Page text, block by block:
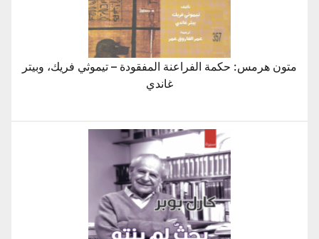
متون هرمس: حكمة الفراعنة المفقودة – تيموثي فريك، وبيتر
غاندي